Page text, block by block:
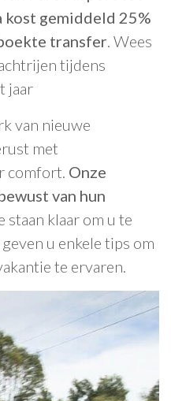
kost gemiddeld 25%
transfer. Wees
tijdens
jaar
van nieuwe
met
comfort. Onze
van hun
staan klaar om u te
u enkele tips om
te ervaren.